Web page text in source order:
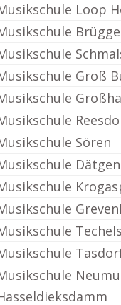
Loop
Groß
Sören
Dätgen